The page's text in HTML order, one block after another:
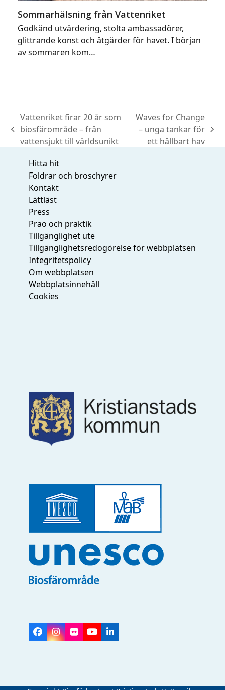
Sommarhälsning från Vattenriket
Godkänd utvärdering, stolta ambassadörer,
glittrande konst och åtgärder för havet. I början
av sommaren kom…
previous
post:
Vattenriket firar 20 år som
biosfärområde – från
vattensjukt till världsunikt
next
post:
Waves for Change
– unga tankar för
ett hållbart hav
Hitta hit
Foldrar och broschyrer
Kontakt
Lättläst
Press
Prao och praktik
Tillgänglighet ute
Tillgänglighetsredogörelse för webbplatsen
Integritetspolicy
Om webbplatsen
Webbplatsinnehåll
Cookies
Facebook
Instagram
FlickrYouTubeLinkedIn